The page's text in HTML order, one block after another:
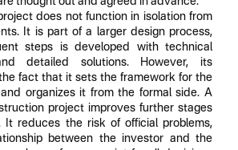
does not function in isolation from
It is part of a larger design process,
steps is developed with technical
detailed solutions. However, its
fact that it sets the framework for the
organizes it from the formal side. A
project improves further stages
It reduces the risk of official problems,
between the investor and the